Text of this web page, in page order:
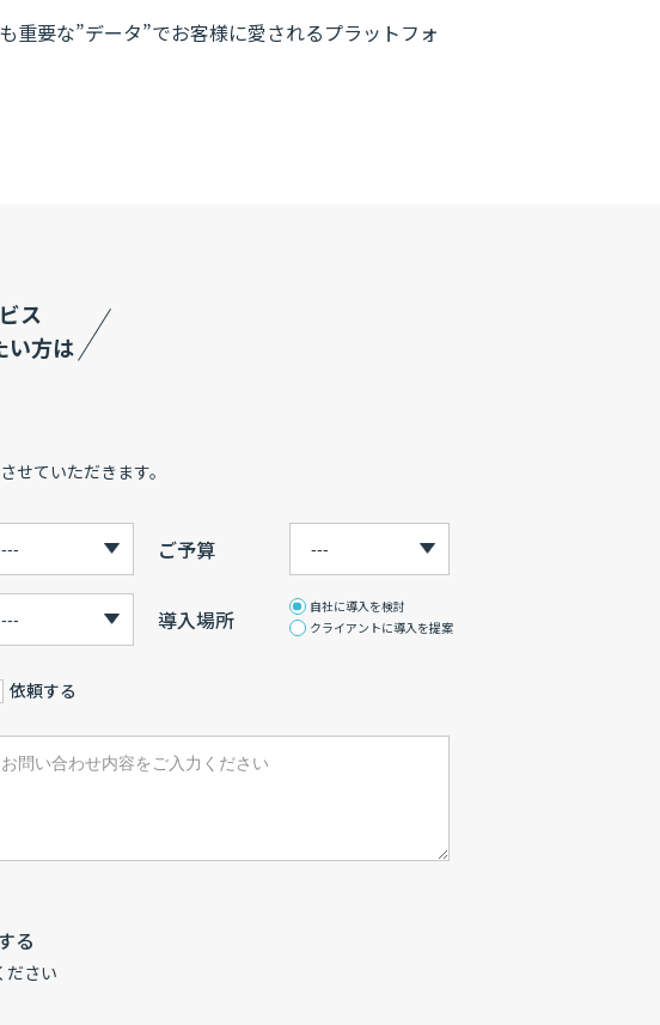
重要な”データ”でお客様に愛されるプラットフォ
ス
い方は
せていただきます。
ご予算
導入場所
自社に導入を検討
クライアントに導入を提案
依頼する
る
ださい